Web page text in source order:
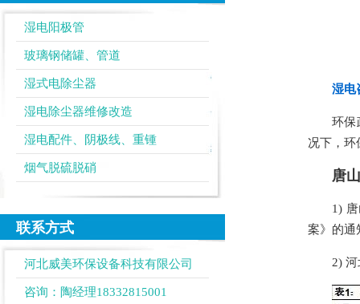
湿电阳极管
玻璃钢储罐、管道
湿式电除尘器
湿电除尘器维修改造
湿电配件、阴极线、重锺
烟气脱硫脱硝
联系方式
河北威美环保设备科技有限公司
咨询：陶经理18332815001
湿电
环保
况下，环
唐
1)
案》的通
2)